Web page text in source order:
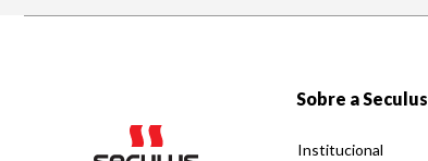
Sobre a Seculus
Institucional